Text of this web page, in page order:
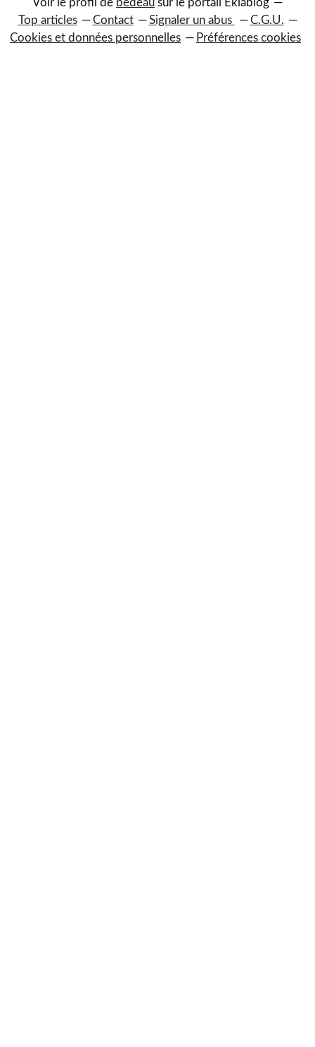
Voir le profil de bedeau sur le portail Eklablog
Top articles
Contact Signaler un abus
C.G.U.
Cookies et données personnelles
Préférences cookies